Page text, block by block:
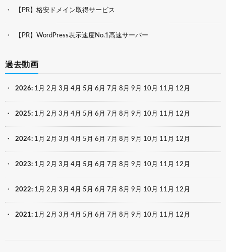
【PR】格安ドメイン取得サービス
【PR】WordPress表示速度No.1高速サーバー
過去動画
2026: 1月 2月 3月 4月 5月 6月 7月 8月 9月 10月 11月 12月
2025: 1月 2月 3月 4月 5月 6月 7月 8月 9月 10月 11月 12月
2024: 1月 2月 3月 4月 5月 6月 7月 8月 9月 10月 11月 12月
2023: 1月 2月 3月 4月 5月 6月 7月 8月 9月 10月 11月 12月
2022: 1月 2月 3月 4月 5月 6月 7月 8月 9月 10月 11月 12月
2021: 1月 2月 3月 4月 5月 6月 7月 8月 9月 10月 11月 12月